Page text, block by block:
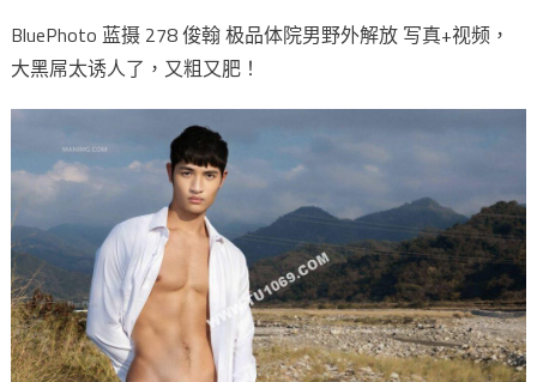
BluePhoto 蓝摄 278 俊翰 极品体院男野外解放 写真+视频，
大黑屌太诱人了，又粗又肥！